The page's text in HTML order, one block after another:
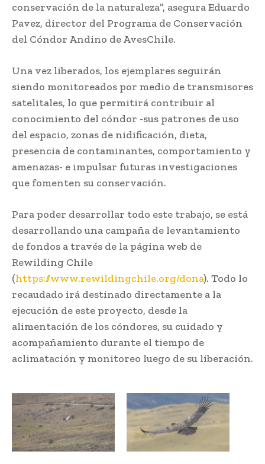
conservación de la naturaleza”, asegura Eduardo
Pavez, director del Programa de Conservación
del Cóndor Andino de AvesChile.
Una vez liberados, los ejemplares seguirán
siendo monitoreados por medio de transmisores
satelitales, lo que permitirá contribuir al
conocimiento del cóndor -sus patrones de uso
del espacio, zonas de nidificación, dieta,
presencia de contaminantes, comportamiento y
amenazas- e impulsar futuras investigaciones
que fomenten su conservación.
Para poder desarrollar todo este trabajo, se está
desarrollando una campaña de levantamiento
de fondos a través de la página web de
Rewilding Chile
(https://www.rewildingchile.org/dona). Todo lo
recaudado irá destinado directamente a la
ejecución de este proyecto, desde la
alimentación de los cóndores, su cuidado y
acompañamiento durante el tiempo de
aclimatación y monitoreo luego de su liberación.